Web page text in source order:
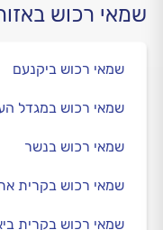
שמאי רכוש
שמאי רכוש ביקנעם
שמאי רכוש במגדל
שמאי רכוש בנשר
שמאי רכוש בקרית
שמאי רכוש בקרית